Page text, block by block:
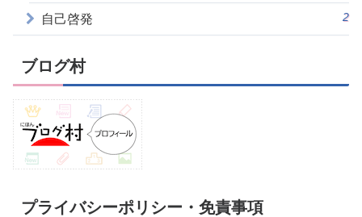
自己啓発 2
ブログ村
プライバシーポリシー・免責事項